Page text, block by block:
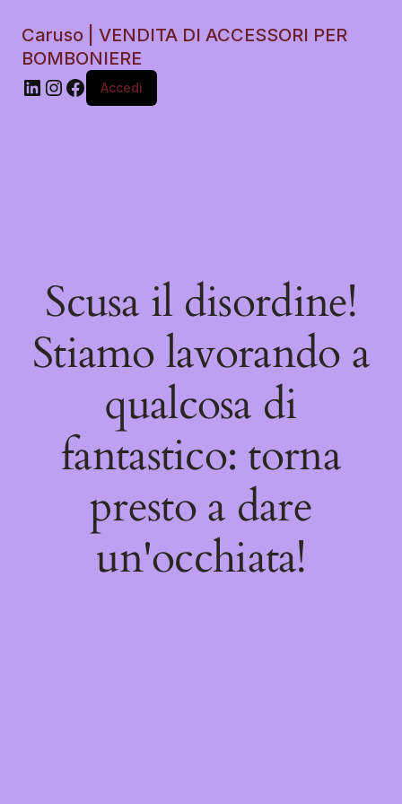
Caruso | VENDITA DI ACCESSORI PER
BOMBONIERE
Accedi
Scusa il disordine!
Stiamo lavorando a
qualcosa di
fantastico: torna
presto a dare
un'occhiata!